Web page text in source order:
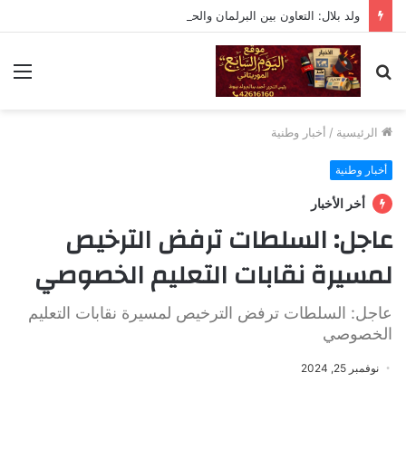
بحث
عن
الرئيسية / أخبار وطنية
أخبار وطنية
أخر الأخبار
عاجل: السلطات ترفض الترخيص
لمسيرة نقابات التعليم الخصوصي
عاجل: السلطات ترفض الترخيص لمسيرة نقابات التعليم
الخصوصي
نوفمبر 25, 2024